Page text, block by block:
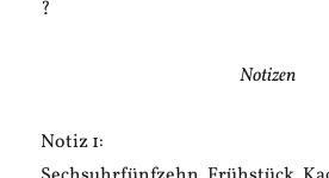
?
Notizen
Notiz 1: